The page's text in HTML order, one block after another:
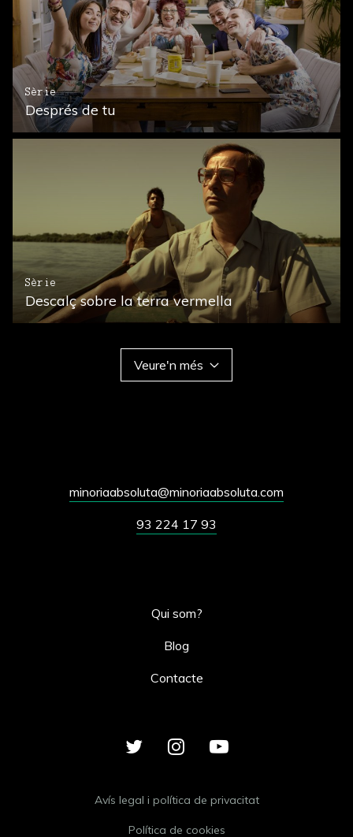
Sèrie
Després de tu
Sèrie
Descalç sobre la terra vermella
Veure'n més
minoriaabsoluta@minoriaabsoluta.com
93 224 17 93
Qui som?
Blog
Contacte
Avís legal i política de privacitat
Política de cookies